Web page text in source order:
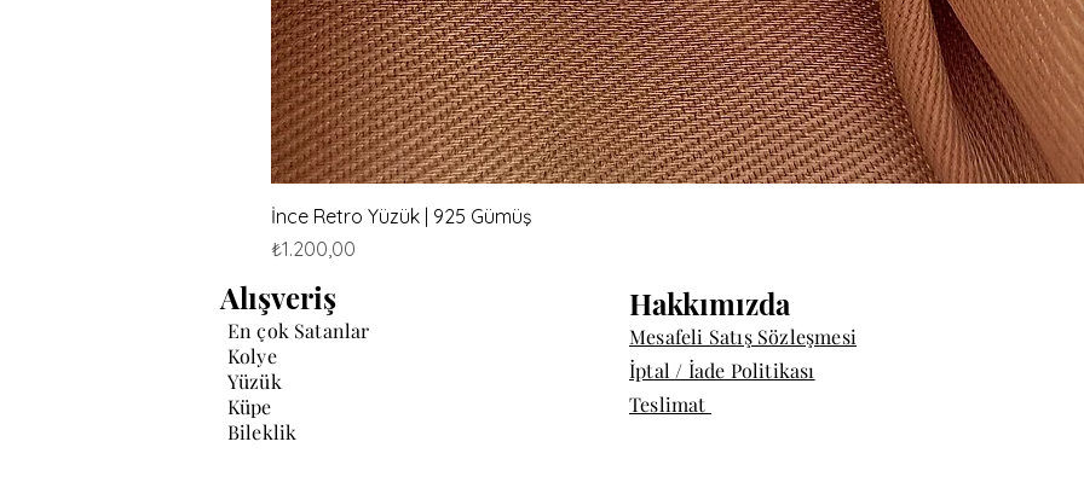
İnce Retro Yüzük | 925 Gümüş
Fiyat
₺1.200,00
Alışveriş
En çok Satanlar
Kolye
Yüzük
Küpe
Bileklik
Hakkımızda
Mesafeli Satış Sözleşmesi
İptal / İade Politikası
Teslimat